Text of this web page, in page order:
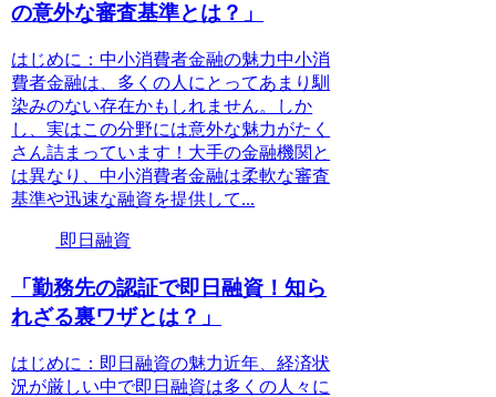
の意外な審査基準とは？」
はじめに：中小消費者金融の魅力中小消
費者金融は、多くの人にとってあまり馴
染みのない存在かもしれません。しか
し、実はこの分野には意外な魅力がたく
さん詰まっています！大手の金融機関と
は異なり、中小消費者金融は柔軟な審査
基準や迅速な融資を提供して...
即日融資
「勤務先の認証で即日融資！知ら
れざる裏ワザとは？」
はじめに：即日融資の魅力近年、経済状
況が厳しい中で即日融資は多くの人々に